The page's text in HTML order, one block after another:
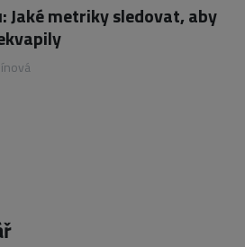
Jaké metriky sledovat, aby